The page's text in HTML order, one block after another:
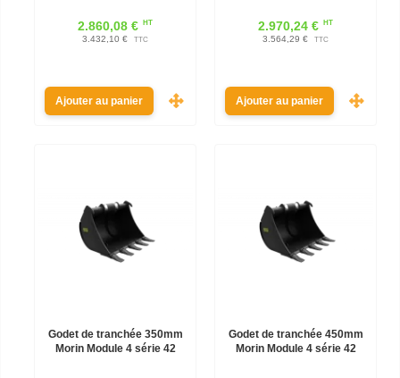
2.860,08 € HT
3.432,10 € TTC
Ajouter au panier
2.970,24 € HT
3.564,29 € TTC
Ajouter au panier
Godet de tranchée 350mm
Morin Module 4 série 42
Godet de tranchée 450mm
Morin Module 4 série 42